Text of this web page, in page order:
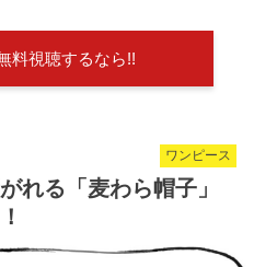
料視聴するなら!!
ワンピース
れる「麦わら帽子」